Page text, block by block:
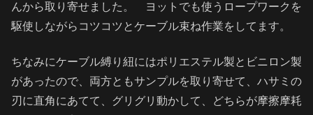
んから取り寄せました。 ヨットでも使うロープワークを
駆使しながらコツコツとケーブル束ね作業をしてます。
ちなみにケーブル縛り紐にはポリエステル製とビニロン製
があったので、両方ともサンプルを取り寄せて、ハサミの
刃に直角にあてて、グリグリ動かして、どちらが摩擦摩耗